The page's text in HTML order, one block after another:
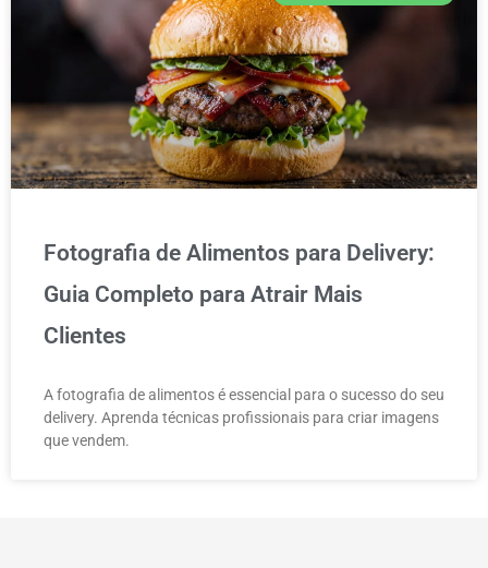
Fotografia de Alimentos para Delivery:
Guia Completo para Atrair Mais
Clientes
A fotografia de alimentos é essencial para o sucesso do seu
delivery. Aprenda técnicas profissionais para criar imagens
que vendem.